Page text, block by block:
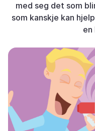
med seg det som
som kanskje kan
en